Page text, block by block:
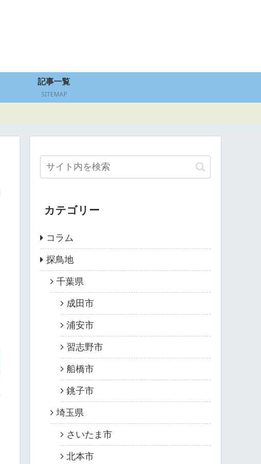
記事一覧
SITEMAP
カテゴリー
コラム
探鳥地
千葉県
成田市
浦安市
習志野市
船橋市
銚子市
埼玉県
さいたま市
北本市